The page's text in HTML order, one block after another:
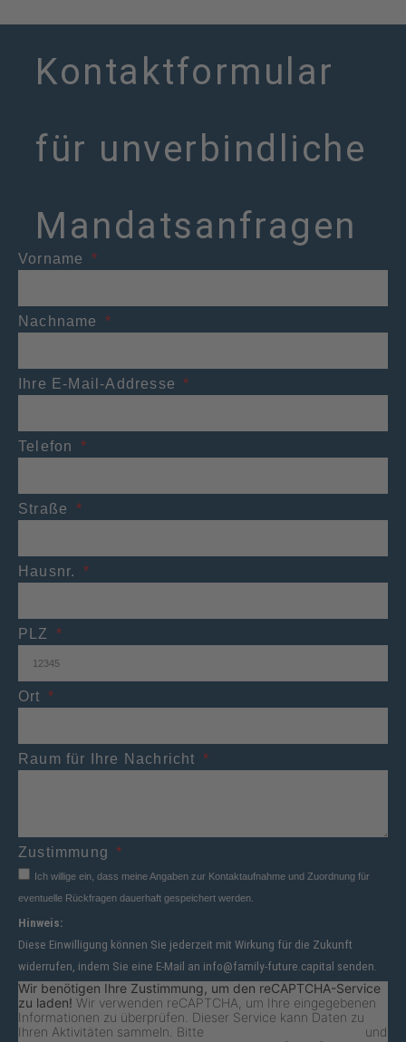
Kontaktformular
für unverbindliche
Mandatsanfragen
Vorname
Nachname
Ihre E-Mail-Addresse
Telefon
Straße
Hausnr.
PLZ
Ort
Raum für Ihre Nachricht
Zustimmung
Ich willige ein, dass meine Angaben zur Kontaktaufnahme und Zuordnung für
eventuelle Rückfragen dauerhaft gespeichert werden.
Hinweis:
Diese Einwilligung können Sie jederzeit mit Wirkung für die Zukunft
widerrufen, indem Sie eine E-Mail an info@family-future.capital senden.
Wir benötigen Ihre Zustimmung, um den reCAPTCHA-Service
zu laden! Wir verwenden reCAPTCHA, um Ihre eingegebenen
Informationen zu überprüfen. Dieser Service kann Daten zu
Ihren Aktivitäten sammeln. Bitte
und